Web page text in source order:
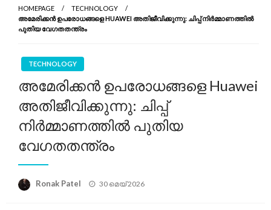
HOMEPAGE
TECHNOLOGY
അമേരിക്കൻ ഉപരോധങ്ങളെ HUAWEI അതിജീവിക്കുന്നു: ചിപ്പ് നിർമ്മാണത്തിൽ
പുതിയ വേഗതതന്ത്രം
TECHNOLOGY
അമേരിക്കൻ ഉപരോധങ്ങളെ Huawei
അതിജീവിക്കുന്നു: ചിപ്പ്
നിർമ്മാണത്തിൽ പുതിയ
വേഗതതന്ത്രം
Ronak Patel
Posted
30 മെയ്‌ 2026